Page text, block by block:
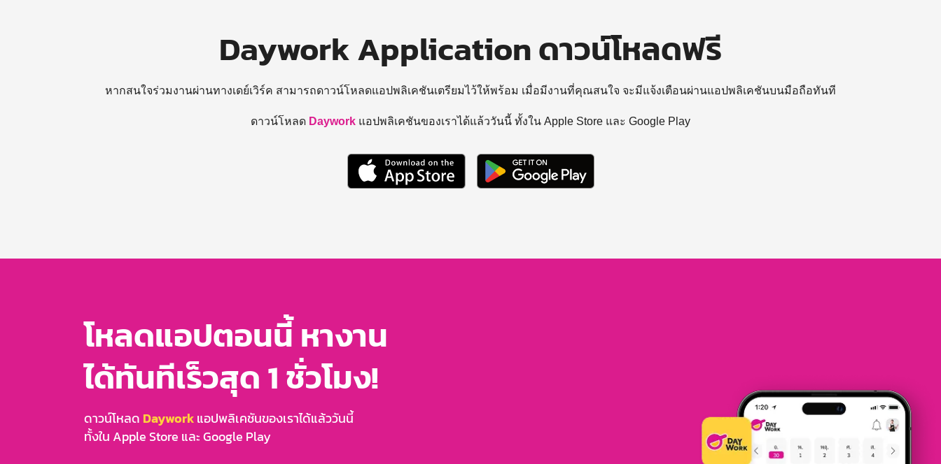
Daywork Application ดาวน์โหลดฟรี
หากสนใจร่วมงานผ่านทางเดย์เวิร์ค สามารถดาวน์โหลดแอปพลิเคชันเตรียมไว้ให้พร้อม เมื่อมีงานที่คุณสนใจ จะมีแจ้งเตือนผ่านแอปพลิเคชันบนมือถือทันที
ดาวน์โหลด Daywork แอปพลิเคชันของเราได้แล้ววันนี้ ทั้งใน Apple Store และ Google Play
โหลดแอปตอนนี้ หางาน
ได้ทันทีเร็วสุด 1 ชั่วโมง!
ดาวน์โหลด Dayworkแอปพลิเคชันของเราได้แล้ววันนี้
ทั้งใน Apple Store และ Google Play